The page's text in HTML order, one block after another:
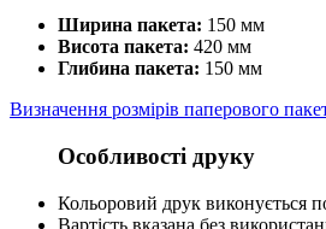
Ширина пакета: 150 мм
Висота пакета: 420 мм
Глибина пакета: 150 мм
Визначення розмірів паперового
Особливості друку
Кольоровий друк виконується
Вартість вказана без